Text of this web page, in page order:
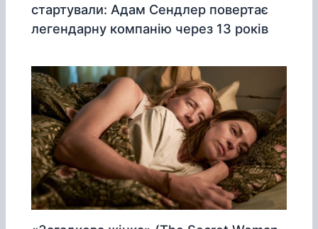
стартували: Адам Сендлер повертає
легендарну компанію через 13 років